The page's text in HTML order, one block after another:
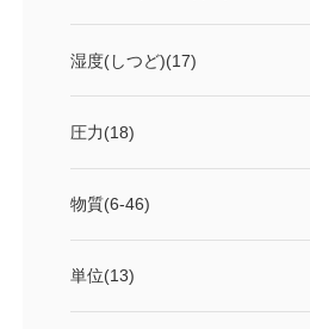
湿度(しつど)(17)
圧力(18)
物質(6-46)
単位(13)